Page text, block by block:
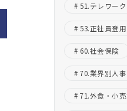
51.テレワーク
53.正社員登用
60.社会保険
70.業界別人
71.外食・小